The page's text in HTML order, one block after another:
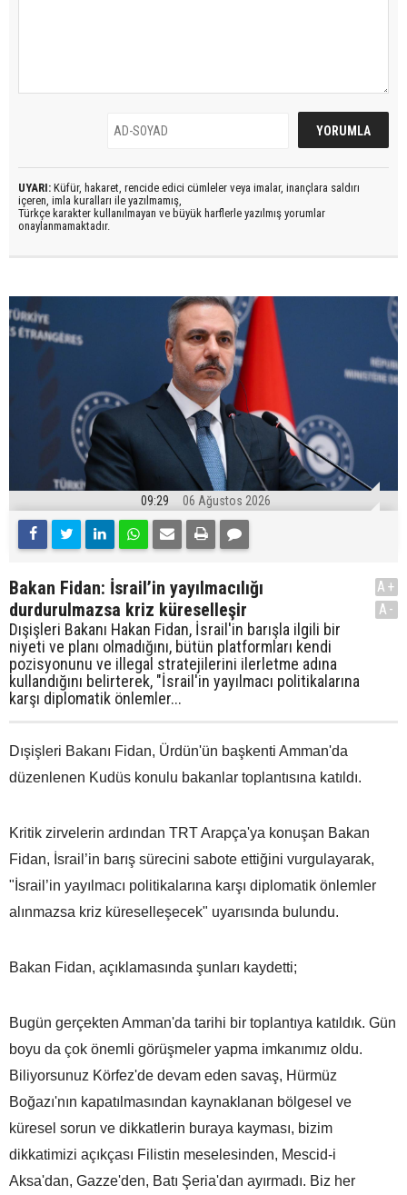
UYARI: Küfür, hakaret, rencide edici cümleler veya imalar, inançlara saldırı
içeren, imla kuralları ile yazılmamış,
Türkçe karakter kullanılmayan ve büyük harflerle yazılmış yorumlar
onaylanmamaktadır.
09:29 06 Ağustos 2026
Bakan Fidan: İsrail’in yayılmacılığı
durdurulmazsa kriz küreselleşir
Dışişleri Bakanı Hakan Fidan, İsrail'in barışla ilgili bir
niyeti ve planı olmadığını, bütün platformları kendi
pozisyonunu ve illegal stratejilerini ilerletme adına
kullandığını belirterek, "İsrail'in yayılmacı politikalarına
karşı diplomatik önlemler...
A+
A-
Dışişleri Bakanı Fidan, Ürdün'ün başkenti Amman'da
düzenlenen Kudüs konulu bakanlar toplantısına katıldı.
Kritik zirvelerin ardından TRT Arapça'ya konuşan Bakan
Fidan, İsrail’in barış sürecini sabote ettiğini vurgulayarak,
"İsrail’in yayılmacı politikalarına karşı diplomatik önlemler
alınmazsa kriz küreselleşecek" uyarısında bulundu.
Bakan Fidan, açıklamasında şunları kaydetti;
Bugün gerçekten Amman'da tarihi bir toplantıya katıldık. Gün
boyu da çok önemli görüşmeler yapma imkanımız oldu.
Biliyorsunuz Körfez'de devam eden savaş, Hürmüz
Boğazı'nın kapatılmasından kaynaklanan bölgesel ve
küresel sorun ve dikkatlerin buraya kayması, bizim
dikkatimizi açıkçası Filistin meselesinden, Mescid-i
Aksa'dan, Gazze'den, Batı Şeria'dan ayırmadı. Biz her